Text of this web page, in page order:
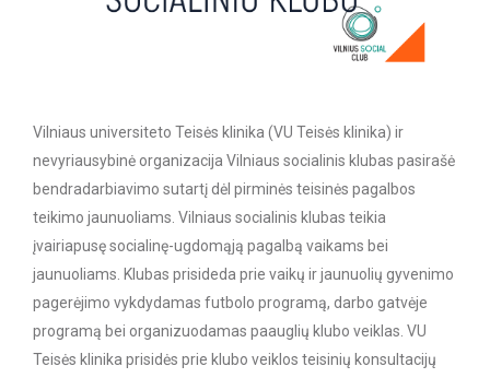
Vilniaus universiteto Teisės klinika (VU Teisės klinika) ir
nevyriausybinė organizacija Vilniaus socialinis klubas pasirašė
bendradarbiavimo sutartį dėl pirminės teisinės pagalbos
teikimo jaunuoliams. Vilniaus socialinis klubas teikia
įvairiapusę socialinę-ugdomąją pagalbą vaikams bei
jaunuoliams. Klubas prisideda prie vaikų ir jaunuolių gyvenimo
pagerėjimo vykdydamas futbolo programą, darbo gatvėje
programą bei organizuodamas paauglių klubo veiklas. VU
Teisės klinika prisidės prie klubo veiklos teisinių konsultacijų